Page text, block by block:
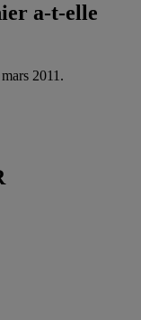
a-t-elle
2011.